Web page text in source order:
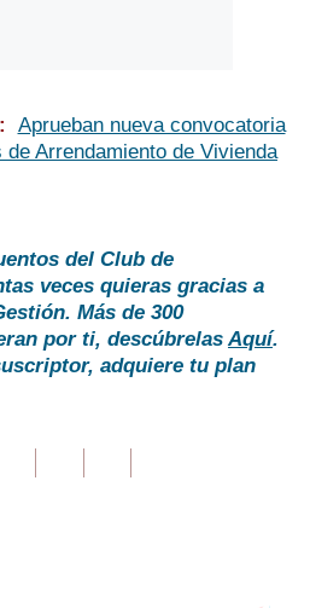
Aprueban nueva convocatoria
de Arrendamiento de Vivienda
del Club de
veces quieras gracias a
Más de 300
por ti, descúbrelasAquí.
adquiere tu plan